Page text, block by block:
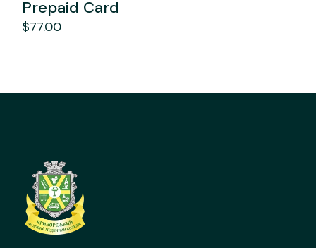
Prepaid Card
$77.00